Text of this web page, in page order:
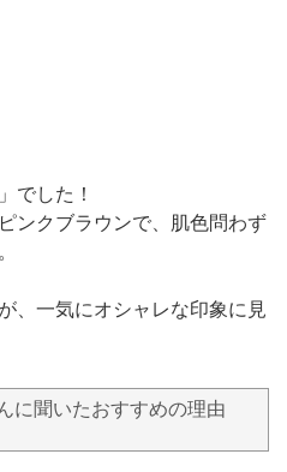
でした！
ンクブラウンで、肌色問わず
、一気にオシャレな印象に見
に聞いたおすすめの理由